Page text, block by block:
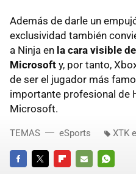
Además de darle un
exclusividad también
a Ninja en la cara visible
Microsoft y, por tanto,
de ser el jugador más
importante profesional de
Microsoft.
TEMAS eSports XTK